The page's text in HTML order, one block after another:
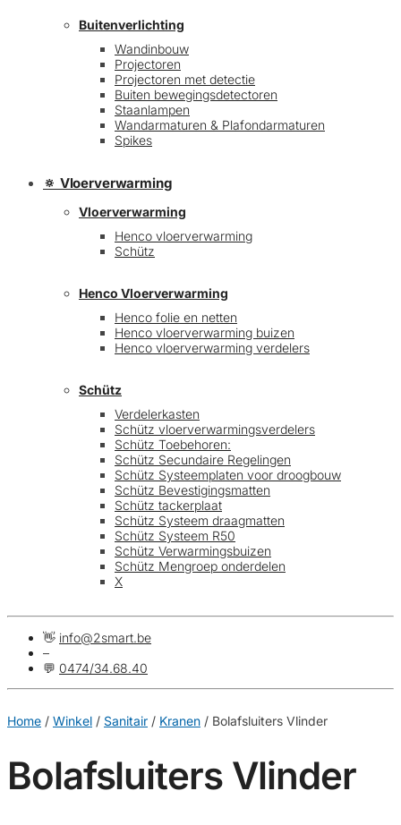
Buitenverlichting
Wandinbouw
Projectoren
Projectoren met detectie
Buiten bewegingsdetectoren
Staanlampen
Wandarmaturen & Plafondarmaturen
Spikes
🔅 Vloerverwarming
Vloerverwarming
Henco vloerverwarming
Schütz
Henco Vloerverwarming
Henco folie en netten
Henco vloerverwarming buizen
Henco vloerverwarming verdelers
Schütz
Verdelerkasten
Schütz vloerverwarmingsverdelers
Schütz Toebehoren:
Schütz Secundaire Regelingen
Schütz Systeemplaten voor droogbouw
Schütz Bevestigingsmatten
Schütz tackerplaat
Schütz Systeem draagmatten
Schütz Systeem R50
Schütz Verwarmingsbuizen
Schütz Mengroep onderdelen
X
👋 info@2smart.be
–
💬 0474/34.68.40
Home / Winkel / Sanitair / Kranen / Bolafsluiters Vlinder
Bolafsluiters Vlinder